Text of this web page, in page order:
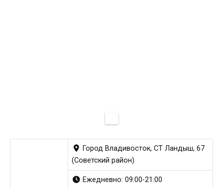
Город Владивосток, СТ Ландыш, 67
(Советский район)
Ежедневно: 09:00-21:00